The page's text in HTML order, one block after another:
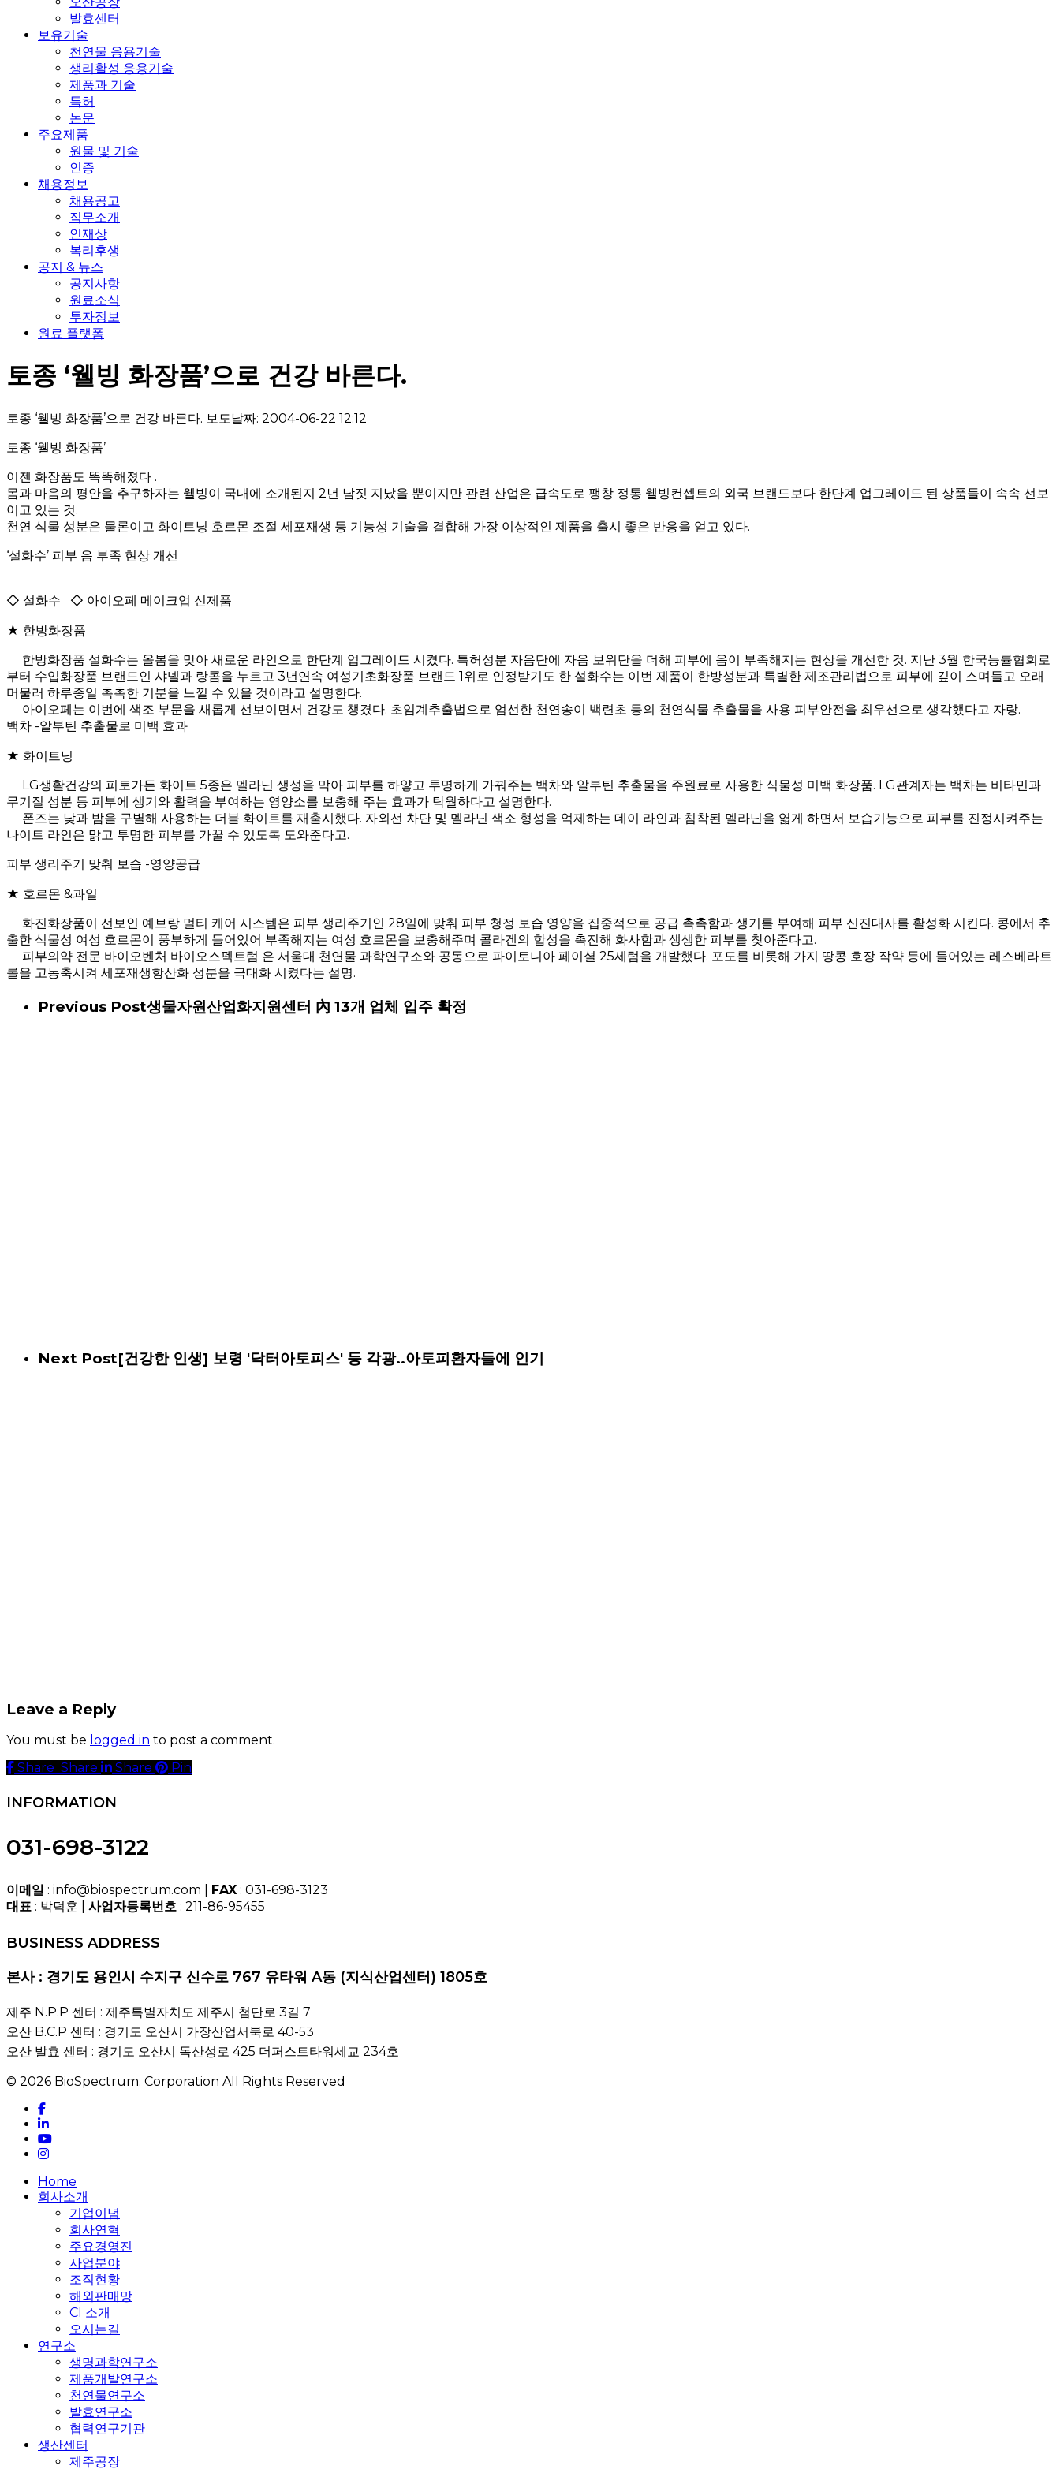
발효센터
보유기술
천연물 응용기술
생리활성 응용기술
제품과 기술
특허
논문
주요제품
원물 및 기술
인증
채용정보
채용공고
직무소개
인재상
복리후생
공지 & 뉴스
공지사항
원료소식
투자정보
원료 플랫폼
토종 ‘웰빙 화장품’으로 건강 바른다.
토종 ‘웰빙 화장품’으로 건강 바른다. 보도날짜: 2004-06-22 12:12
토종 ‘웰빙 화장품’
이젠 화장품도 똑똑해졌다 .
몸과 마음의 평안을 추구하자는 웰빙이 국내에 소개된지 2년 남짓 지났을 뿐이지만 관련 산업은 급속도로 팽창 정통 웰빙컨셉트의 외국 브랜드보다 한단계 업그레이드 된 상품들이 속속 선보
이고 있는 것.
천연 식물 성분은 물론이고 화이트닝 호르몬 조절 세포재생 등 기능성 기술을 결합해 가장 이상적인 제품을 출시 좋은 반응을 얻고 있다.
‘설화수’ 피부 음 부족 현상 개선
◇ 설화수 ◇ 아이오페 메이크업 신제품
★ 한방화장품
한방화장품 설화수는 올봄을 맞아 새로운 라인으로 한단계 업그레이드 시켰다. 특허성분 자음단에 자음 보위단을 더해 피부에 음이 부족해지는 현상을 개선한 것. 지난 3월 한국능률협회로
부터 수입화장품 브랜드인 샤넬과 랑콤을 누르고 3년연속 여성기초화장품 브랜드 1위로 인정받기도 한 설화수는 이번 제품이 한방성분과 특별한 제조관리법으로 피부에 깊이 스며들고 오래
머물러 하루종일 촉촉한 기분을 느낄 수 있을 것이라고 설명한다.
아이오페는 이번에 색조 부문을 새롭게 선보이면서 건강도 챙겼다. 초임계추출법으로 엄선한 천연송이 백련초 등의 천연식물 추출물을 사용 피부안전을 최우선으로 생각했다고 자랑.
백차 -알부틴 추출물로 미백 효과
★ 화이트닝
LG생활건강의 피토가든 화이트 5종은 멜라닌 생성을 막아 피부를 하얗고 투명하게 가꿔주는 백차와 알부틴 추출물을 주원료로 사용한 식물성 미백 화장품. LG관계자는 백차는 비타민과
무기질 성분 등 피부에 생기와 활력을 부여하는 영양소를 보충해 주는 효과가 탁월하다고 설명한다.
폰즈는 낮과 밤을 구별해 사용하는 더블 화이트를 재출시했다. 자외선 차단 및 멜라닌 색소 형성을 억제하는 데이 라인과 침착된 멜라닌을 엷게 하면서 보습기능으로 피부를 진정시켜주는
나이트 라인은 맑고 투명한 피부를 가꿀 수 있도록 도와준다고.
피부 생리주기 맞춰 보습 -영양공급
★ 호르몬 &과일
화진화장품이 선보인 예브랑 멀티 케어 시스템은 피부 생리주기인 28일에 맞춰 피부 청정 보습 영양을 집중적으로 공급 촉촉함과 생기를 부여해 피부 신진대사를 활성화 시킨다. 콩에서 추
출한 식물성 여성 호르몬이 풍부하게 들어있어 부족해지는 여성 호르몬을 보충해주며 콜라겐의 합성을 촉진해 화사함과 생생한 피부를 찾아준다고.
피부의약 전문 바이오벤처 바이오스펙트럼 은 서울대 천연물 과학연구소와 공동으로 파이토니아 페이셜 25세럼을 개발했다. 포도를 비롯해 가지 땅콩 호장 작약 등에 들어있는 레스베라트
롤을 고농축시켜 세포재생항산화 성분을 극대화 시켰다는 설명.
Previous Post생물자원산업화지원센터 內 13개 업체 입주 확정
Next Post[건강한 인생] 보령 '닥터아토피스' 등 각광..아토피환자들에 인기
Leave a Reply
You must be logged in to post a comment.
Share
Share Share Share Pin
INFORMATION
031-698-3122
이메일 : info@biospectrum.com | FAX : 031-698-3123
대표 : 박덕훈 | 사업자등록번호 : 211-86-95455
BUSINESS ADDRESS
본사 : 경기도 용인시 수지구 신수로 767 유타워 A동 (지식산업센터) 1805호
제주 N.P.P 센터 : 제주특별자치도 제주시 첨단로 3길 7
오산 B.C.P 센터 : 경기도 오산시 가장산업서북로 40-53
오산 발효 센터 : 경기도 오산시 독산성로 425 더퍼스트타워세교 234호
© 2026 BioSpectrum. Corporation All Rights Reserved
facebook
linkedin
youtube
instagram
Close
Menu
Home
회사소개
기업이념
회사연혁
주요경영진
사업분야
조직현황
해외판매망
CI 소개
오시는길
연구소
생명과학연구소
제품개발연구소
천연물연구소
발효연구소
협력연구기관
생산센터
제주공장